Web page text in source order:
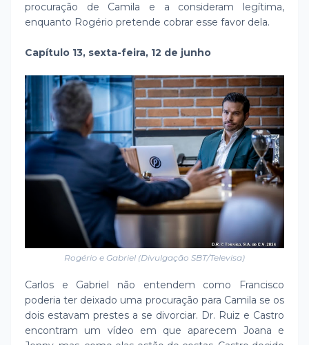
procuração de Camila e a consideram legítima,
enquanto Rogério pretende cobrar esse favor dela.
Capítulo 13, sexta-feira, 12 de junho
Rogério e Gabriel (Divulgação SBT/Televisa)
Carlos e Gabriel não entendem como Francisco
poderia ter deixado uma procuração para Camila se os
dois estavam prestes a se divorciar. Dr. Ruiz e Castro
encontram um vídeo em que aparecem Joana e